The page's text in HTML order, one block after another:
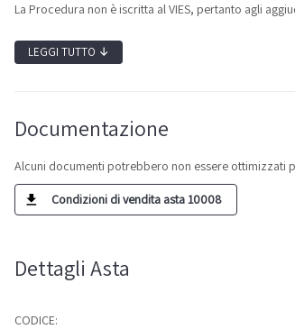
La Procedura non è iscritta al VIES, pertanto agli
LEGGI TUTTO ↓
Documentazione
Alcuni documenti potrebbero non essere ottimizzati
Condizioni di vendita asta 10008
Dettagli Asta
CODICE: